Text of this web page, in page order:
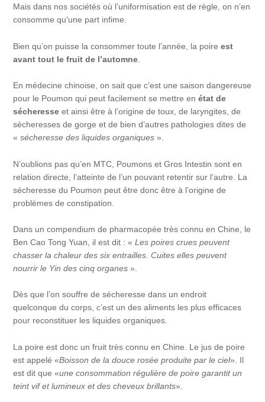
Mais dans nos sociétés où l’uniformisation est de règle, on n’en
consomme qu’une part infime.
Bien qu’on puisse la consommer toute l’année, la poireest
avant tout le fruit de l’automne
En médecine chinoise, on sait que c’est une saison dangereuse
pour le Poumon qui peut facilement se mettre enétat de
sécheresse et ainsi être à l’origine de toux, de laryngites, de
sécheresses de gorge et de bien d’autres pathologies dites de
«sécheresse des liquides organiques ».
N’oublions pas qu’en MTC, Poumons et Gros Intestin sont en
relation directe, l’atteinte de l’un pouvant retentir sur l’autre. La
sécheresse du Poumon peut être donc être à l’origine de
problèmes de constipation.
Dans un compendium de pharmacopée très connu en Chine, le
Ben Cao Tong Yuan, il est dit : «Les poires crues peuvent
chasser la chaleur des six entrailles. Cuites elles peuvent
nourrir le Yin des cinq organes ».
Dès que l’on souffre de sécheresse dans un endroit
quelconque du corps, c’est un des aliments les plus efficaces
pour reconstituer les liquides organiques.
La poire est donc un fruit très connu en Chine. Le jus de poire
est appelé «Boisson de la douce rosée produite par le ciel». Il
est dit que «une consommation régulière de poire garantit un
teint vif et lumineux et des cheveux brillants».